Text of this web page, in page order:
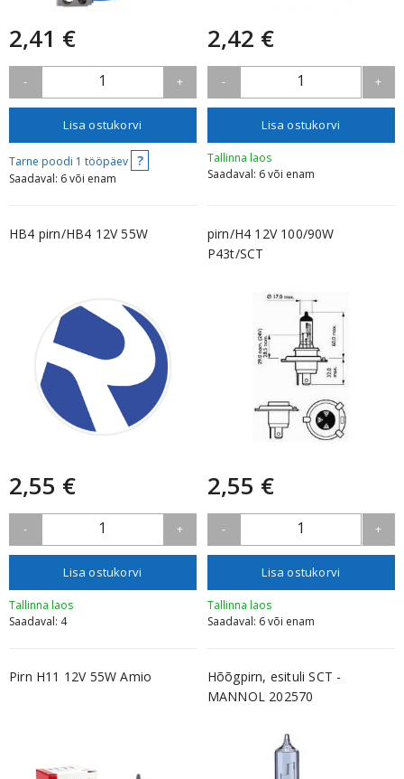
2,41 €
- 1 +
Lisa ostukorvi
Tarne poodi 1 tööpäev ?
Saadaval: 6 või enam
2,42 €
- 1 +
Lisa ostukorvi
Tallinna laos
Saadaval: 6 või enam
HB4 pirn/HB4 12V 55W
2,55 €
- 1 +
Lisa ostukorvi
Tallinna laos
Saadaval: 4
pirn/H4 12V 100/90W
P43t/SCT
2,55 €
- 1 +
Lisa ostukorvi
Tallinna laos
Saadaval: 6 või enam
Pirn H11 12V 55W Amio
Hõõgpirn, esituli SCT -
MANNOL 202570